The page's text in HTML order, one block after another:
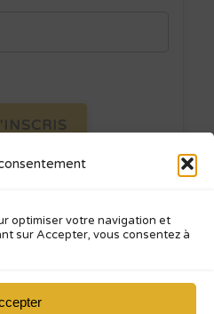
optimiser votre navigation et
sur Accepter, vous consentez à
! Consultez ma